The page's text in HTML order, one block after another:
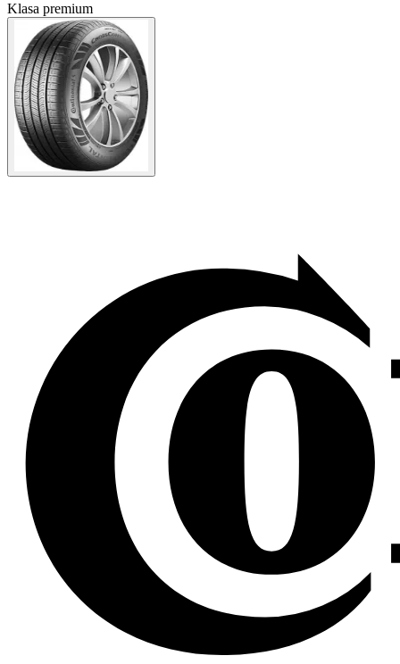
Klasa premium